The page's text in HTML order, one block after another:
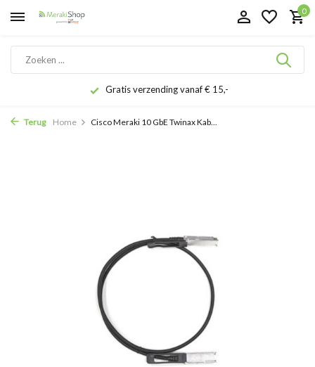
0
Gratis verzending vanaf € 15,-
Terug Home Cisco Meraki 10 GbE Twinax Kab...